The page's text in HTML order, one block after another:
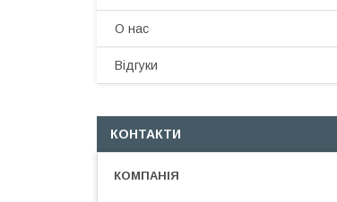
О нас
Вiдгуки
КОНТАКТИ